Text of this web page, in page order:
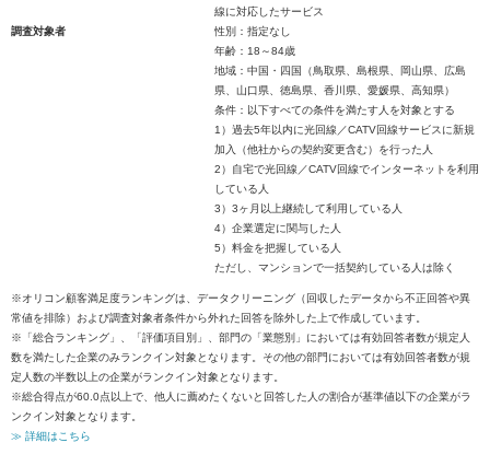
線に対応したサービス
調査対象者
性別：指定なし
年齢：18～84歳
地域：中国・四国（鳥取県、島根県、岡山県、広島
県、山口県、徳島県、香川県、愛媛県、高知県）
条件：以下すべての条件を満たす人を対象とする
1）過去5年以内に光回線／CATV回線サービスに新規
加入（他社からの契約変更含む）を行った人
2）自宅で光回線／CATV回線でインターネットを利用
している人
3）3ヶ月以上継続して利用している人
4）企業選定に関与した人
5）料金を把握している人
ただし、マンションで一括契約している人は除く
※オリコン顧客満足度ランキングは、データクリーニング（回収したデータから不正回答や異
常値を排除）および調査対象者条件から外れた回答を除外した上で作成しています。
※「総合ランキング」、「評価項目別」、部門の「業態別」においては有効回答者数が規定人
数を満たした企業のみランクイン対象となります。その他の部門においては有効回答者数が規
定人数の半数以上の企業がランクイン対象となります。
※総合得点が60.0点以上で、他人に薦めたくないと回答した人の割合が基準値以下の企業がラ
ンクイン対象となります。
≫ 詳細はこちら